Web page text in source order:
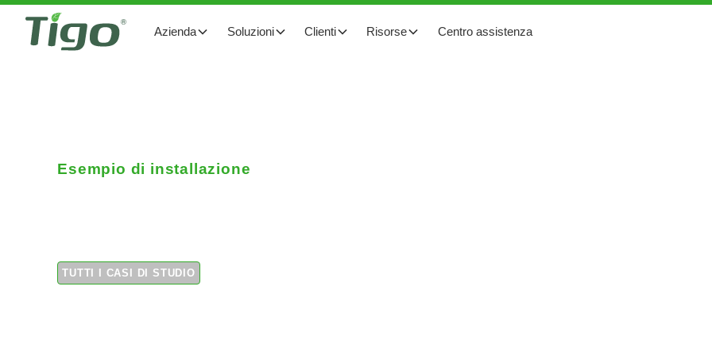
Azienda Soluzioni Clienti Risorse Centro assistenza
Esempio di installazione
TUTTI I CASI DI STUDIO